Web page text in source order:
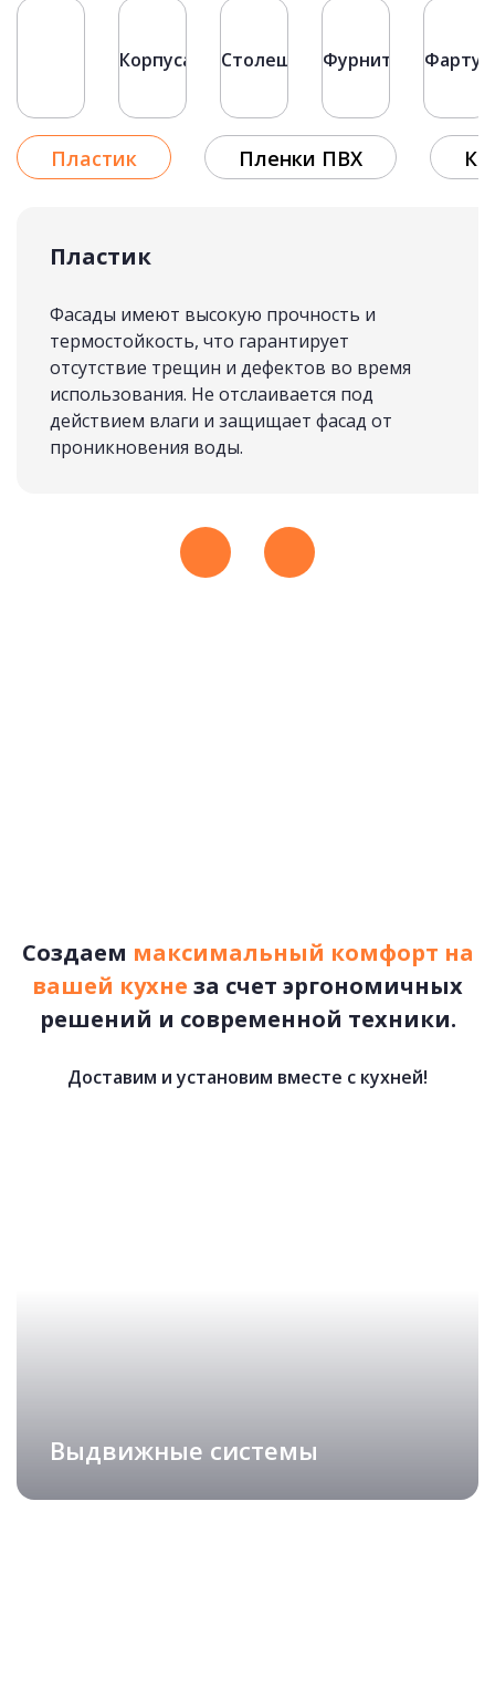
2
3
4
СКАНДИНАВИЯ подробнее
Рассчитать стоимость
Корпуса СтолешницыФурнитура
Пластик Пленки ПВХ
Пластик
Фасады имеют высокую прочность и
термостойкость, что гарантирует
отсутствие трещин и дефектов во время
использования. Не отслаивается под
действием влаги и защищает фасад от
проникновения воды.
Создаем максимальный комфорт на
вашей кухне за счет эргономичных
решений и современной техники.
Доставим и установим вместе с кухней!
Выдвижные системы